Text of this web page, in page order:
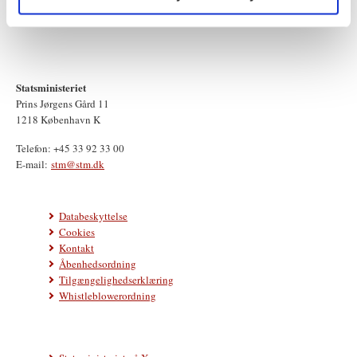
Statsministeriet
Prins Jørgens Gård 11
1218 København K
Telefon: +45 33 92 33 00
E-mail: stm@stm.dk
Databeskyttelse
Cookies
Kontakt
Åbenhedsordning
Tilgængelighedserklæring
Whistleblowerordning